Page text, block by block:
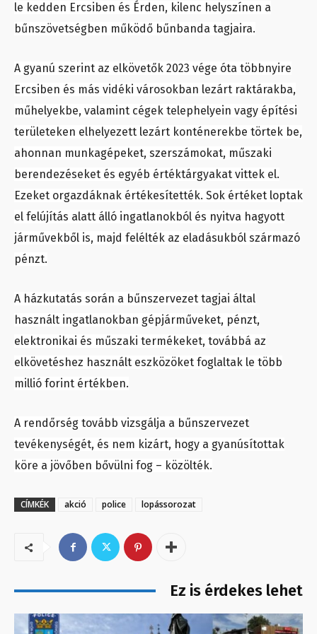
le kedden Ercsiben és Érden, kilenc helyszínen a
bűnszövetségben működő bűnbanda tagjaira.
A gyanú szerint az elkövetők 2023 vége óta többnyire
Ercsiben és más vidéki városokban lezárt raktárakba,
műhelyekbe, valamint cégek telephelyein vagy építési
területeken elhelyezett lezárt konténerekbe törtek be,
ahonnan munkagépeket, szerszámokat, műszaki
berendezéseket és egyéb értéktárgyakat vittek el.
Ezeket orgazdáknak értékesítették. Sok értéket loptak
el felújítás alatt álló ingatlanokból és nyitva hagyott
járművekből is, majd felélték az eladásukból származó
pénzt.
A házkutatás során a bűnszervezet tagjai által
használt ingatlanokban gépjárműveket, pénzt,
elektronikai és műszaki termékeket, továbbá az
elkövetéshez használt eszközöket foglaltak le több
millió forint értékben.
A rendőrség tovább vizsgálja a bűnszervezet
tevékenységét, és nem kizárt, hogy a gyanúsítottak
köre a jövőben bővülni fog – közölték.
CÍMKÉK akció police lopássorozat
Ez is érdekes lehet